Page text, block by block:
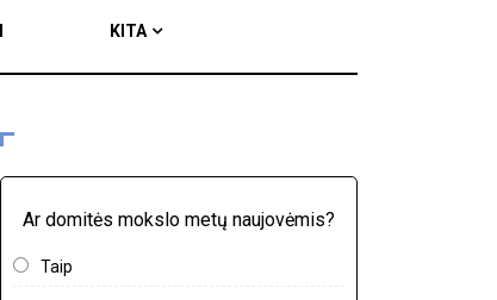
KITA
Ar domitės mokslo metų naujovėmis?
Taip